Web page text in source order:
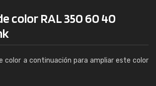
color RAL 350 60 40
color a continuación para ampliar este color